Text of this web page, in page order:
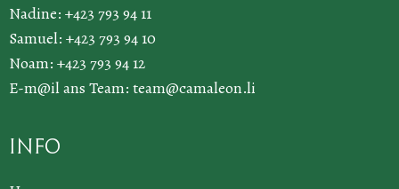
Nadine: +423 793 94 11
Samuel: +423 793 94 10
Noam: +423 793 94 12
E-m@il ans Team: team@camaleon.li
Info